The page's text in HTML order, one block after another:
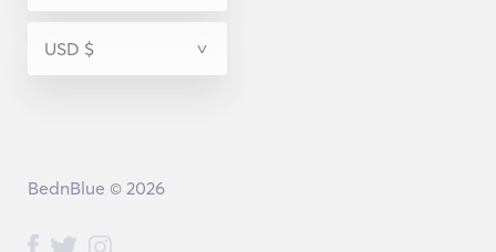
BednBlue © 2026